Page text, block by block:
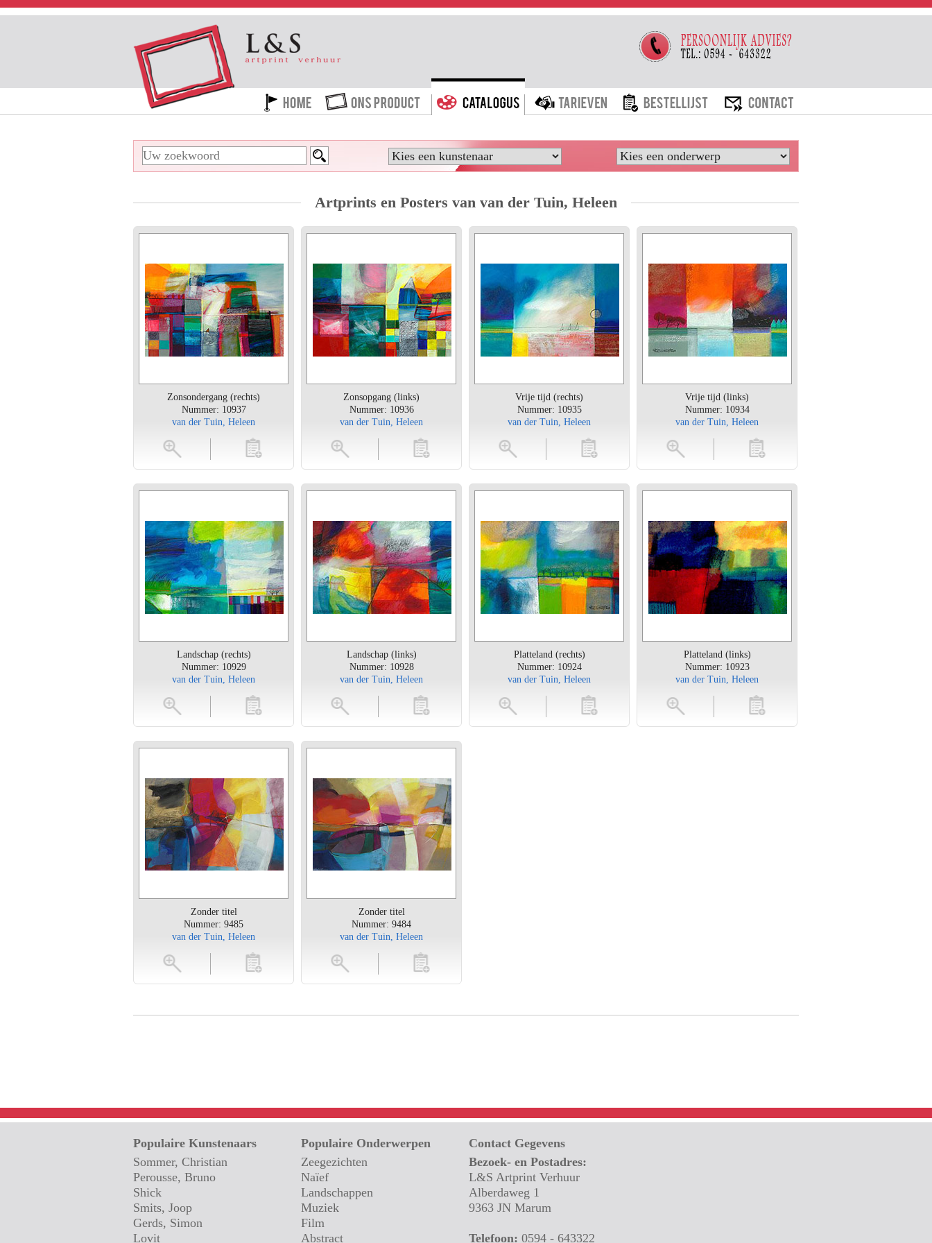
HOME ONS PRODUCT CATALOGUS TARIEVEN BESTELLIJST CONTACT
Artprints en Posters van van der Tuin, Heleen
Zonsondergang (rechts)
Nummer: 10937
van der Tuin, Heleen
toevoegen
Zonsopgang (links)
Nummer: 10936
van der Tuin, Heleen
vergroten toevoegen
Vrije tijd (rechts)
Nummer: 10935
van der Tuin, Heleen
vergroten toevoegen
Vrije tijd (links)
Nummer: 10934
van der Tuin, Heleen
vergroten toevoegen
Landschap (rechts)
Nummer: 10929
van der Tuin, Heleen
toevoegen
Landschap (links)
Nummer: 10928
van der Tuin, Heleen
vergroten toevoegen
Platteland (rechts)
Nummer: 10924
van der Tuin, Heleen
vergroten toevoegen
Platteland (links)
Nummer: 10923
van der Tuin, Heleen
vergroten toevoegen
Zonder titel
Nummer: 9485
van der Tuin, Heleen
toevoegen
Zonder titel
Nummer: 9484
van der Tuin, Heleen
vergroten toevoegen
Populaire Kunstenaars
Sommer, Christian
Perousse, Bruno
Shick
Smits, Joop
Gerds, Simon
Lovit
Populaire Onderwerpen
Zeegezichten
Naïef
Landschappen
Muziek
Film
Abstract
Contact Gegevens
Bezoek- en Postadres:
L&S Artprint Verhuur
Alberdaweg 1
9363 JN Marum
Telefoon: 0594 - 643322